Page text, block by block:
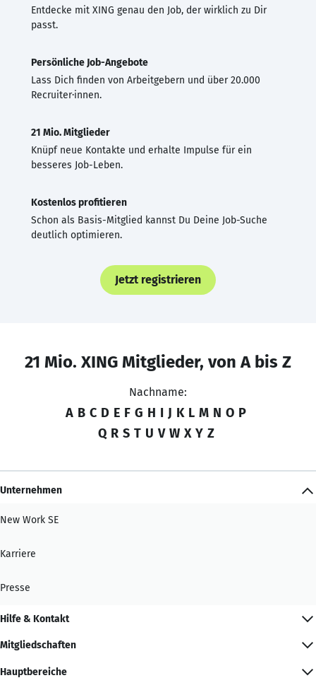
Entdecke mit XING genau den Job, der wirklich zu Dir
passt.
Persönliche Job-Angebote
Lass Dich finden von Arbeitgebern und über 20.000
Recruiter·innen.
21 Mio. Mitglieder
Knüpf neue Kontakte und erhalte Impulse für ein
besseres Job-Leben.
Kostenlos profitieren
Schon als Basis-Mitglied kannst Du Deine Job-Suche
deutlich optimieren.
Jetzt registrieren
21 Mio. XING Mitglieder, von A bis Z
Nachname:
A B C D E F G H I J K L M N O P
Q R S T U V W X Y Z
Unternehmen
New Work SE
Karriere
Presse
Hilfe & Kontakt
Mitgliedschaften
Hauptbereiche